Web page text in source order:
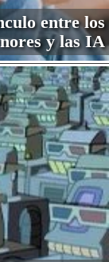
entre los
y las IA